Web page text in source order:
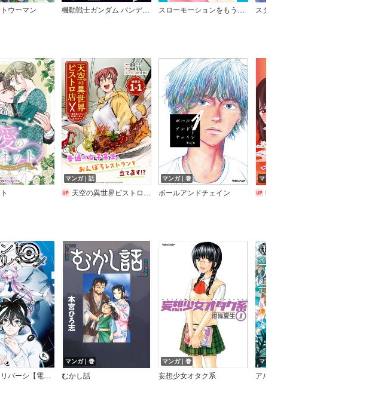
ウーマン 機動戦士ガンダム バンディエラ スローモーションをもう一度 スターライトウーマン
マンガ｜話
天空の異世界ビストロ店 ～看板娘ソラノが美味しい幸せ届けます～連載版
マンガ｜巻
ボールアンドチェイン
マンガ｜話
映しちゃダメな顔 【連載版】
マインド・リバーシ【電子限定特典ペーパー付き】
マンガ｜巻
むかし話
マンガ｜巻
妄想少女オタク系
マンガ｜巻
アルボスアニマ